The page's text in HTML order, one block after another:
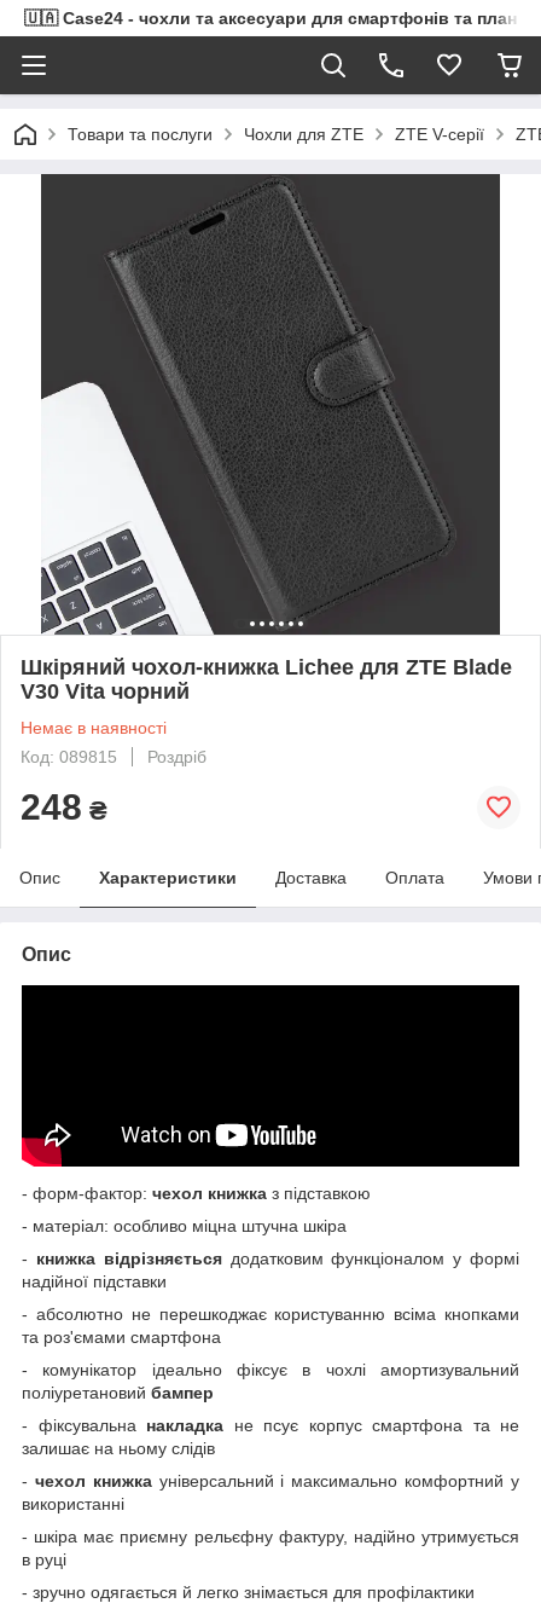
🇺🇦 Case24 - чохли та аксесуари для смартфонів та
Товари та послуги Чохли для ZTE ZTE V-серії
Шкіряний чохол-книжка Lichee для ZTE Blade
V30 Vita чорний
Немає в наявності
Код: 089815
Роздріб
248 ₴
Опис Характеристики Доставка Оплата Умови
Опис
- форм-фактор: чехол книжка з підставкою
- матеріал: особливо міцна штучна шкіра
- книжка відрізняєтьсядодатковим функціоналом у формі
надійної підставки
- абсолютно не перешкоджає користуванню всіма кнопками
та роз'ємами смартфона
- комунікатор ідеально фіксує в чохлі амортизувальний
поліуретановий бампер
- фіксувальна накладка не псує корпус смартфона та не
залишає на ньому слідів
- чехол книжкауніверсальний і максимально комфортний у
використанні
- шкіра має приємну рельєфну фактуру, надійно утримується
в руці
- зручно одягається й легко знімається для профілактики